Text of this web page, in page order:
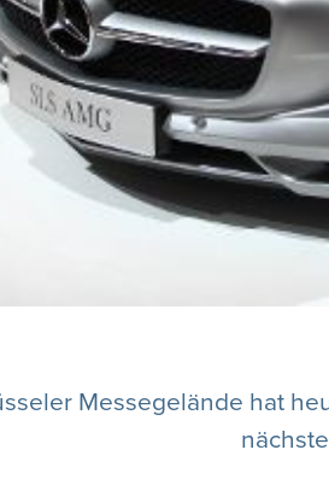
Messegelände hat